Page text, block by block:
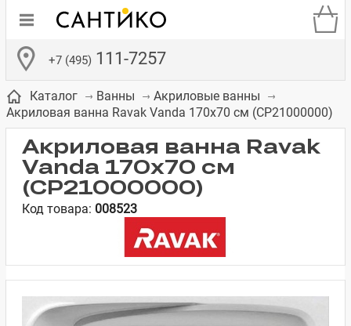
+7 (495) 111-7257
Бачки для
унитазов
Сиденья для
унитазов
Смесители для
встраиваемых
Зеркало-шкаф
Полки в ванную
Каталог Ванны
Акриловые ванны
Акриловая ванна Ravak Vanda 170x70 см (CP21000000)
Акриловая ванна Ravak
Vanda 170x70 см
(CP21000000)
Код товара: 008523